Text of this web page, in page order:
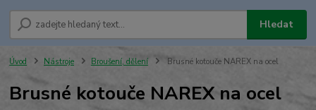
Hledat
Úvod Nástroje Broušení, dělení Brusné kotouče NAREX na ocel
Brusné kotouče NAREX na ocel